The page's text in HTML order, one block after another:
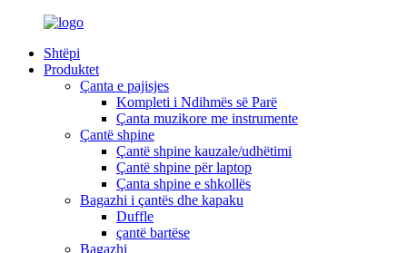
Shtëpi
Produktet
Çanta e pajisjes
Kompleti i Ndihmës së Parë
Çanta muzikore me instrumente
Çantë shpine
Çantë shpine kauzale/udhëtimi
Çantë shpine për laptop
Çanta shpine e shkollës
Bagazhi i çantës dhe kapaku
Duffle
çantë bartëse
Bagazhi